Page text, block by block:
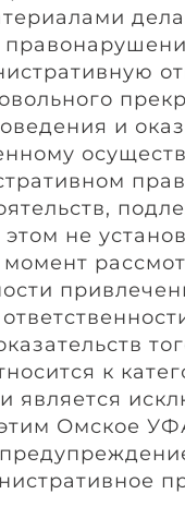
и
не
момент
к
является
Омское